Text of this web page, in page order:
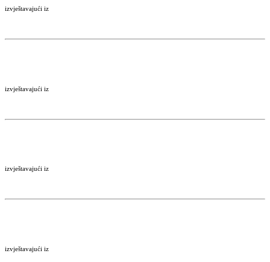
izvještavajući iz
izvještavajući iz
izvještavajući iz
izvještavajući iz